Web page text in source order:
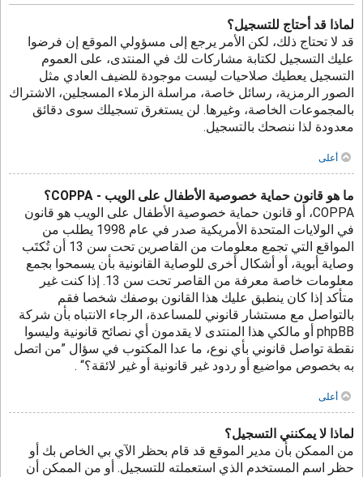
لماذا قد أحتاج للتسجيل؟
قد لا تحتاج ذلك، لكن الأمر يرجع إلى مسؤولي الموقع إن فرضوا
عليك التسجيل لكتابة مشاركات لك في المنتدى، على العموم
التسجيل يعطيك صلاحيات ليست موجودة للضيف العادي مثل
الصور الرمزية، رسائل خاصة، مراسلة الزملاء المسجلين، الاشتراك
بالمجموعات الخاصة، وغيرها. لن يستغرق تسجيلك سوى دقائق
معدودة لذا ننصحك بالتسجيل.
أعلى
ما هو قانون حماية خصوصية الأطفال على الويب - COPPA؟
COPPA، أو قانون حماية خصوصية الأطفال على الويب هو قانون
في الولايات المتحدة الأمريكية صدر في عام 1998 يطلب من
المواقع التي تجمع معلومات من القاصرين تحت سن 13 أن تُكتَب
وصاية أبوية، أو أشكال أخرى للوصاية القانونية بأن يسمحوا بجمع
معلومات خاصة معرفة من القاصر تحت سن 13. إذا كنت غير
متأكد إذا كان ينطبق عليك هذا القانون بوصفك شخصا فقم
بالتواصل مع مستشار قانوني للمساعدة، الرجاء الانتباه بأن شركة
phpBB أو مالكي هذا المنتدى لا يقدمون أي نصائح قانونية وليسوا
نقطة تواصل قانوني بأي نوع، ما عدا المكتوب في سؤال ”من اتصل
به بخصوص مواضيع أو ردود غير قانونية أو غير لائقة؟“ .
أعلى
لماذا لا يمكنني التسجيل؟
من الممكن بأن مدير الموقع قد قام بحظر الآي بي الخاص بك أو
حظر اسم المستخدم الذي استعملته للتسجيل. أو من الممكن أن